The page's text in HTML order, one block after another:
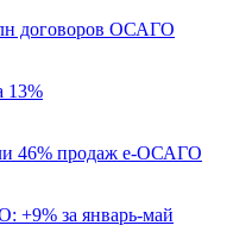
договоров ОСАГО
13%
46% продаж е-ОСАГО
+9% за январь-май